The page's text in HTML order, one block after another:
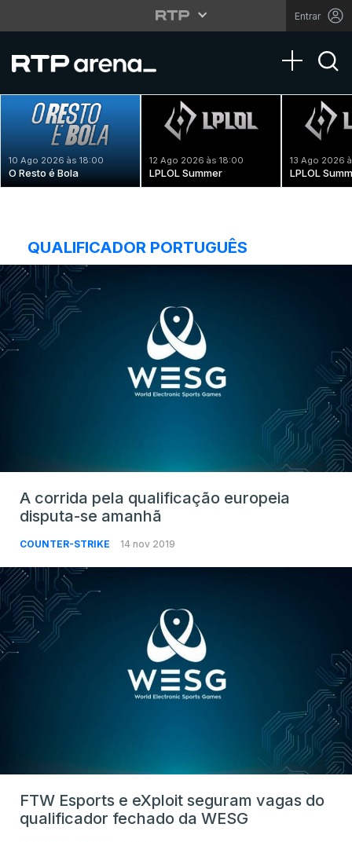
Entrar
Toggle
10 Ago 2026 às 18:00
O Resto é Bola
12 Ago 2026 às 18:00
LPLOL Summer
13 Ago 2026
LPLOL
QUALIFICADOR PORTUGUÊS
A corrida pela qualificação europeia
disputa-se amanhã
COUNTER-STRIKE 14 nov 2019
FTW Esports e eXploit seguram vagas do
qualificador fechado da WESG